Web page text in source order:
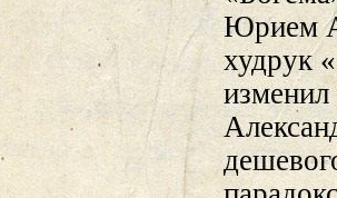
Юрием
худрук